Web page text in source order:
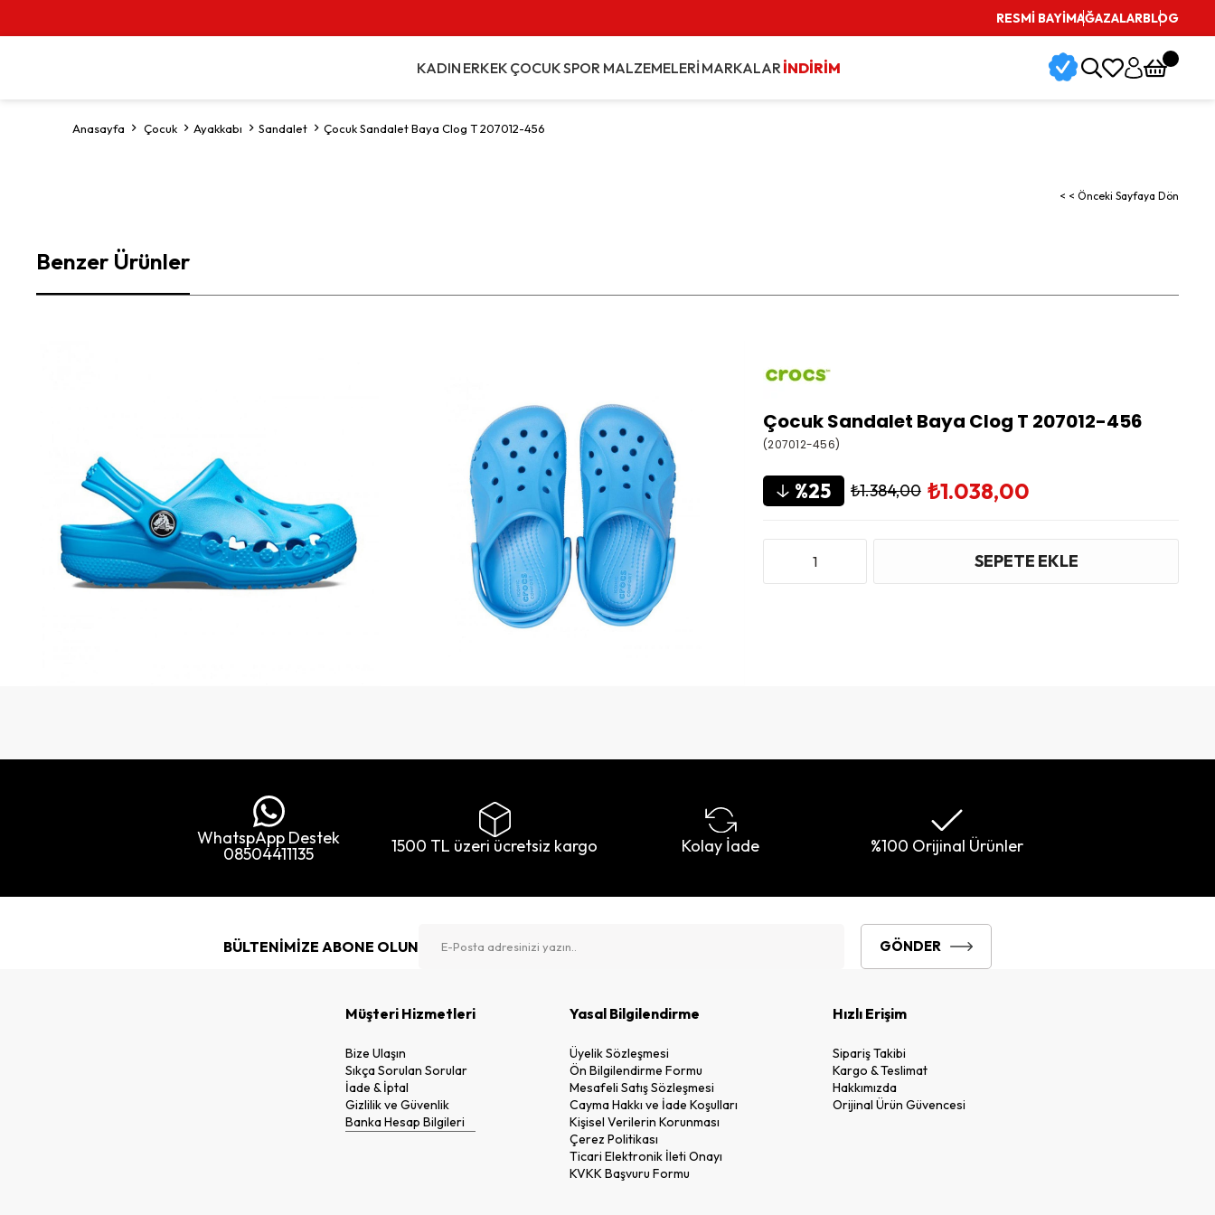
Vade Farksız 3 Taksit İmkanı
RESMİ BAYİMAĞAZALARBLOG
KADIN ERKEK ÇOCUKSPOR MALZEMELERİ MARKALARİNDİRİM
Anasayfa Çocuk Ayakkabı Sandalet Çocuk Sandalet Baya Clog T 207012-456
< < Önceki Sayfaya Dön
Benzer Ürünler
Çocuk Sandalet Baya Clog T 207012-456
(207012-456)
25 ₺1.384,00 ₺1.038,00
WhatspApp Destek
08504411135 1500 TL üzeri ücretsiz kargo Kolay İade %100 Orijinal Ürünler
BÜLTENİMİZE ABONE OLUN GÖNDER
Müşteri Hizmetleri
Bize Ulaşın
Sıkça Sorulan Sorular
İade & İptal
Gizlilik ve Güvenlik
Banka Hesap Bilgileri
Yasal Bilgilendirme
Üyelik Sözleşmesi
Ön Bilgilendirme Formu
Mesafeli Satış Sözleşmesi
Cayma Hakkı ve İade Koşulları
Kişisel Verilerin Korunması
Çerez Politikası
Ticari Elektronik İleti Onayı
KVKK Başvuru Formu
Hızlı Erişim
Sipariş Takibi
Kargo & Teslimat
Hakkımızda
Orijinal Ürün Güvencesi